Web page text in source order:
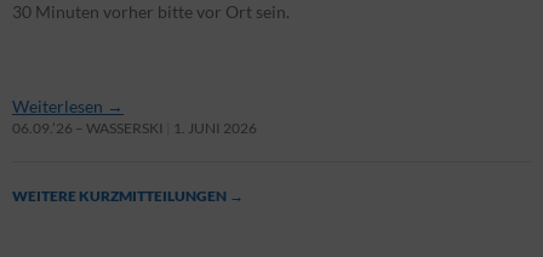
30 Minuten vorher bitte vor Ort sein.
Weiterlesen →
06.09.’26 – WASSERSKI 1. JUNI 2026
WEITERE KURZMITTEILUNGEN →